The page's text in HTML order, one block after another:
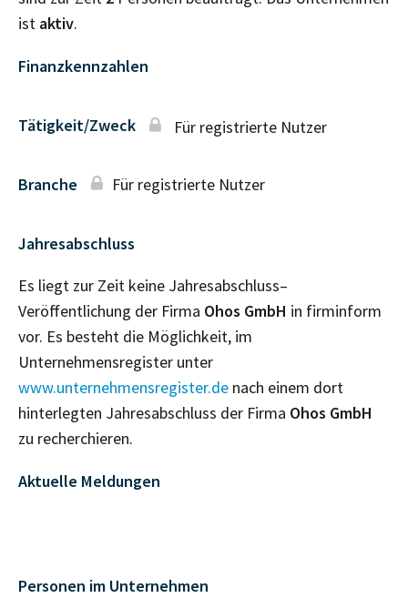
ist aktiv.
Finanzkennzahlen
Tätigkeit/Zweck Für registrierte Nutzer
Branche Für registrierte Nutzer
Jahresabschluss
Es liegt zur Zeit keine Jahresabschluss–
Veröffentlichung der Firma Ohos GmbH in firminform
vor. Es besteht die Möglichkeit, im
Unternehmensregister unter
www.unternehmensregister.de nach einem dort
hinterlegten Jahresabschluss der Firma Ohos GmbH
zu recherchieren.
Aktuelle Meldungen
Personen im Unternehmen